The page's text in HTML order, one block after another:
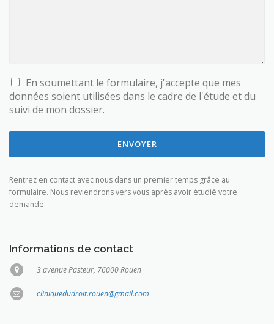
En soumettant le formulaire, j'accepte que mes
données soient utilisées dans le cadre de l'étude et du
suivi de mon dossier.
ENVOYER
Rentrez en contact avec nous dans un premier temps grâce au
formulaire. Nous reviendrons vers vous après avoir étudié votre
demande.
Informations de contact
3 avenue Pasteur, 76000 Rouen
cliniquedudroit.rouen@gmail.com